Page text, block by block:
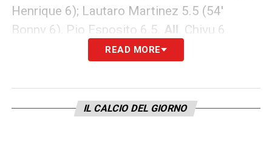
Henrique 6); Lautaro Martinez 5.5 (54′
Bonny 6), Pio Esposito 6.5.
All . Chivu 6
READ MORE
IL CALCIO DEL GIORNO